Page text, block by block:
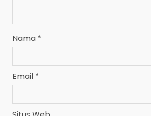
Nama *
Email *